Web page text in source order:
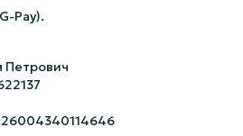
Pay).
Петрович